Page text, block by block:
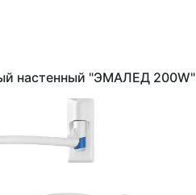
настенный "ЭМАЛЕД 200W"